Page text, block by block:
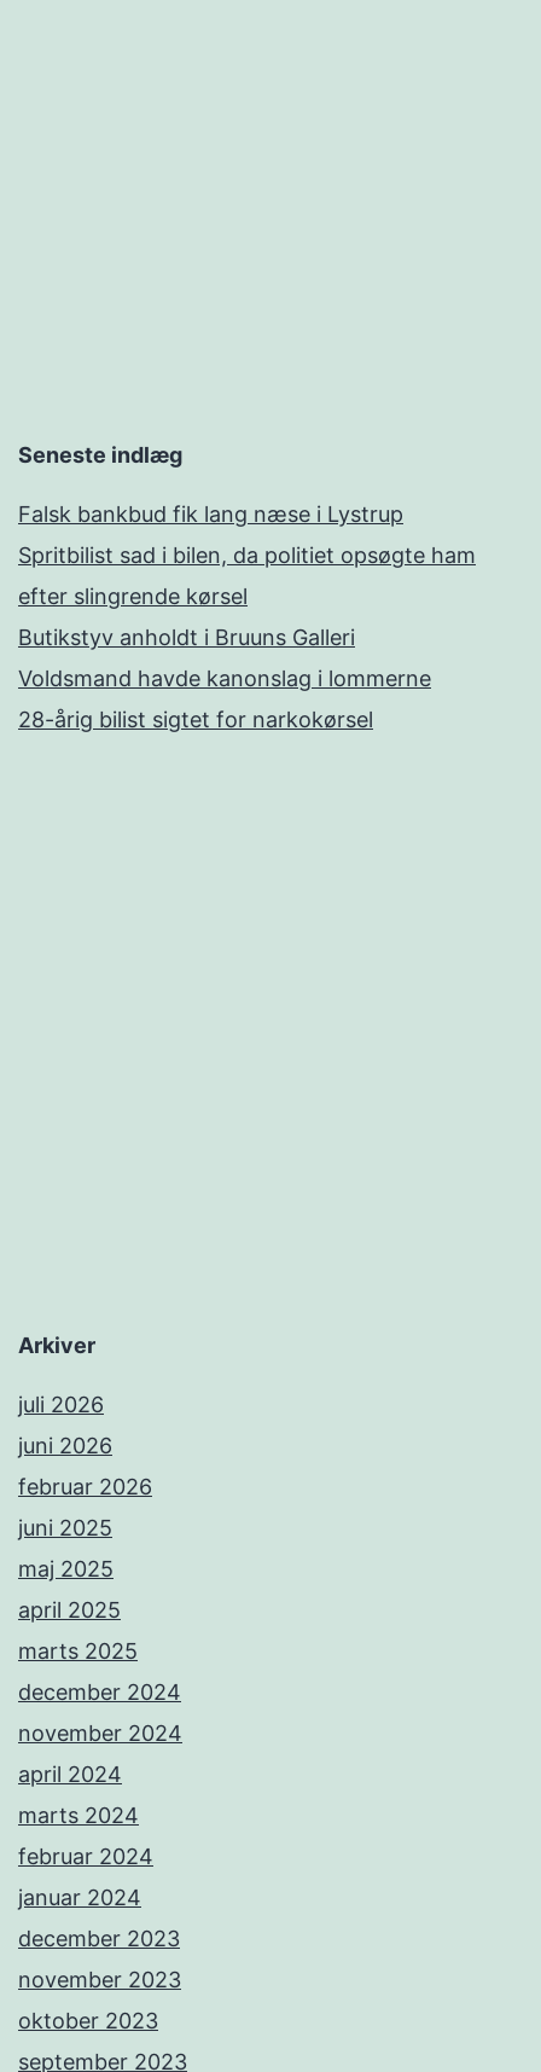
Seneste indlæg
Falsk bankbud fik lang næse i Lystrup
Spritbilist sad i bilen, da politiet opsøgte ham
efter slingrende kørsel
Butikstyv anholdt i Bruuns Galleri
Voldsmand havde kanonslag i lommerne
28-årig bilist sigtet for narkokørsel
Arkiver
juli 2026
juni 2026
februar 2026
juni 2025
maj 2025
april 2025
marts 2025
december 2024
november 2024
april 2024
marts 2024
februar 2024
januar 2024
december 2023
november 2023
oktober 2023
september 2023